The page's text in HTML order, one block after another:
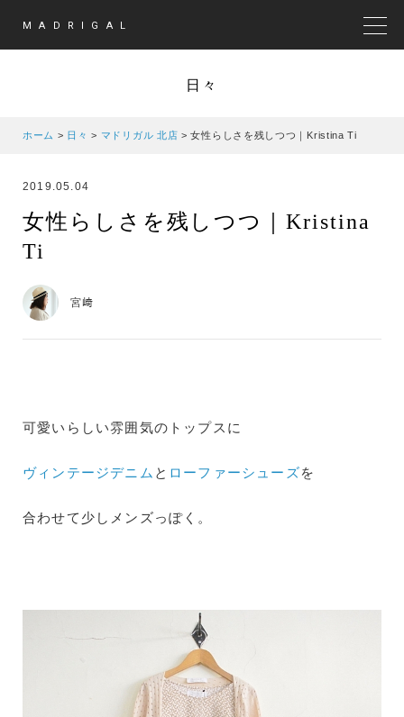
MADRIGAL
日々
ホーム > 日々 > マドリガル 北店 >女性らしさを残しつつ｜Kristina Ti
2019.05.04
女性らしさを残しつつ｜Kristina
Ti
宮﨑
可愛いらしい雰囲気のトップスに
ヴィンテージデニム と ローファーシューズを
合わせて少しメンズっぽく。